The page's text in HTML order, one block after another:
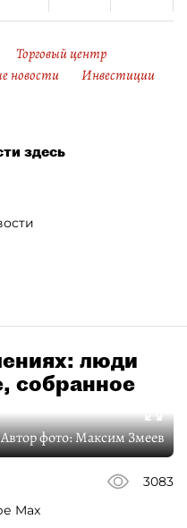
Торговый центр
новости
Инвестиции
здесь
люди
собранное
Автор фото:Максим Змеев
3083
Max